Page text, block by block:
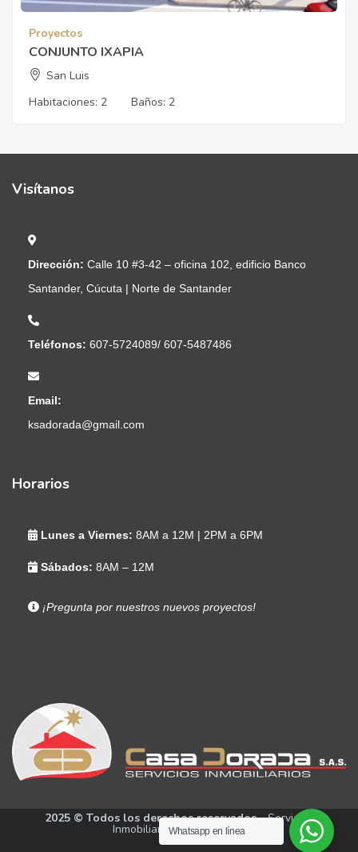
Proyectos
CONJUNTO IXAPIA
San Luis
Habitaciones: 2 Baños: 2
Visítanos
Dirección: Calle 10 #3-42 – oficina 102, edificio Banco
Santander, Cúcuta | Norte de Santander
Teléfonos: 607-5724089/ 607-5487486
Email:
ksadorada@gmail.com
Horarios
Lunes a Viernes: 8AM a 12M | 2PM a 6PM
Sábados: 8AM – 12M
¡Pregunta por nuestros nuevos proyectos!
2025 © Todos los derechos reservados- Servicios
Inmobiliarios Casa Dorada
Whatsapp en línea